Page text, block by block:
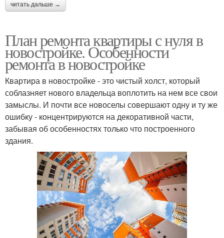
читать дальше →
План ремонта квартиры с нуля в
новостройке. Особенности
ремонта в новостройке
Квартира в новостройке - это чистый холст, который
соблазняет нового владельца воплотить на нем все свои
замыслы. И почти все новоселы совершают одну и ту же
ошибку - концентрируются на декоративной части,
забывая об особенностях только что построенного
здания.